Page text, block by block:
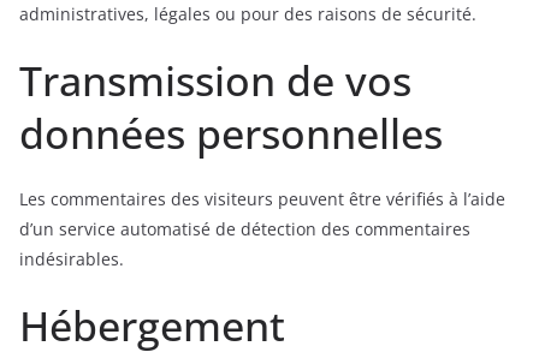
administratives, légales ou pour des raisons de sécurité.
Transmission de vos
données personnelles
Les commentaires des visiteurs peuvent être vérifiés à l’aide
d’un service automatisé de détection des commentaires
indésirables.
Hébergement